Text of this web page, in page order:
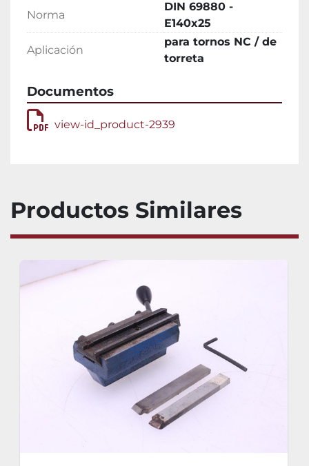
Norma
DIN 69880 -
E140x25
Aplicación
para tornos NC / de
torreta
Documentos
view-id_product-2939
Productos Similares